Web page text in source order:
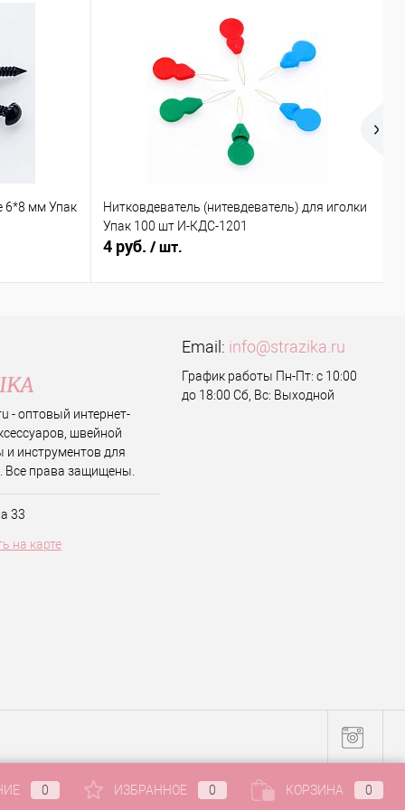
6*8 мм Упак
Нитковдеватель (нитевдеватель) для иголки
Упак 100 шт И-КДС-1201
4 руб. / шт.
- оптовый интернет-
швейной
и инструментов для
Все права защищены.
33
на карте
Email: info@strazika.ru
График работы Пн-Пт: с 10:00
до 18:00 Сб, Вс: Выходной
0 ИЗБРАННОЕ 0 КОРЗИНА 0